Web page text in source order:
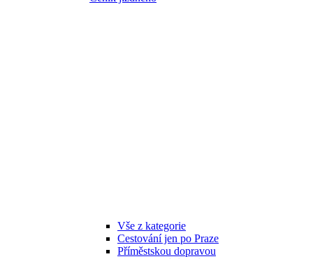
Vše z kategorie
Cestování jen po Praze
Příměstskou dopravou